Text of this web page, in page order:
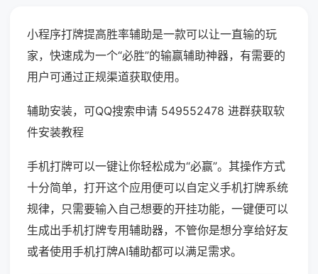
小程序打牌提高胜率辅助是一款可以让一直输的玩
家，快速成为一个“必胜”的输赢辅助神器，有需要的
用户可通过正规渠道获取使用。
辅助安装，可QQ搜索申请 549552478 进群获取软
件安装教程
手机打牌可以一键让你轻松成为“必赢”。其操作方式
十分简单，打开这个应用便可以自定义手机打牌系统
规律，只需要输入自己想要的开挂功能，一键便可以
生成出手机打牌专用辅助器，不管你是想分享给好友
或者使用手机打牌AI辅助都可以满足需求。